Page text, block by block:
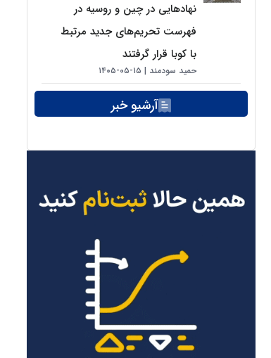
نهادهایی در چین و روسیه در
فهرست تحریم‌های جدید مرتبط
با کوبا قرار گرفتند
حمید سودمند ۱۵-۰۵-۱۴۰۵
آرشیو خبر